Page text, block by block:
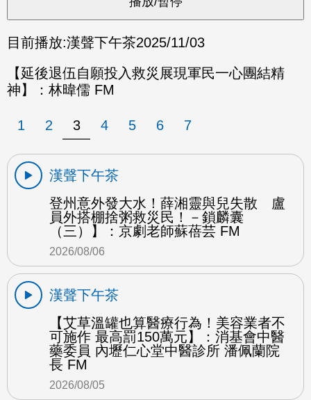
目前播放:漢聲下午茶2025/11/03
【延後退伍自願投入救災展現軍民一心團結精
神】：林暐儒 FM
1 2 3 4 5 6 7
漢聲下午茶
登州意外發大水！薛湘靈與兒失散 盧
員外搭棚捨粥救災民！－鎖麟囊
（三）】：京劇老師蘇蓓芸 FM
2026/08/06
漢聲下午茶
【艾草溫罐也算醫療行為！美容業者不
可施作 最高罰150萬元】：消基會中醫
藥委員 內壢仁心堂中醫診所 潘佩蘭院
長 FM
2026/08/05